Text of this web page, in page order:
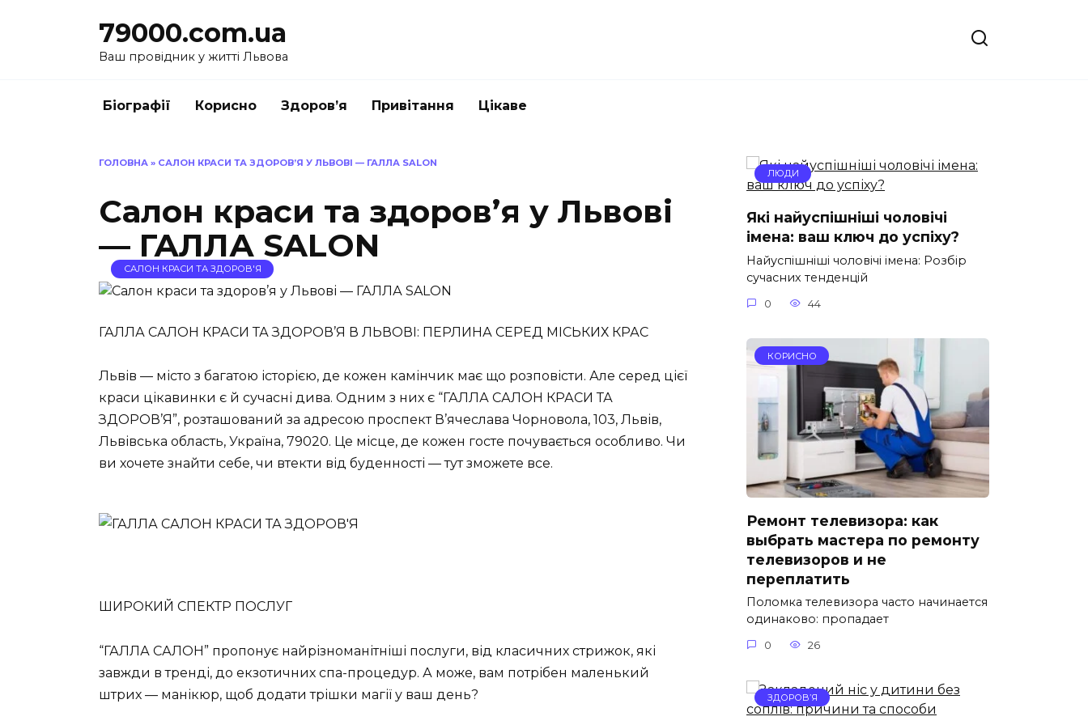
79000.com.ua
Ваш провідник у житті Львова
Біографії Корисно Здоров’я Привітання Цікаве
ГОЛОВНА » САЛОН КРАСИ ТА ЗДОРОВ’Я У ЛЬВОВІ — ГАЛЛА SALON
Салон краси та здоров’я у Львові
— ГАЛЛА SALON
САЛОН КРАСИ ТА ЗДОРОВ'Я
ГАЛЛА САЛОН КРАСИ ТА ЗДОРОВ’Я В ЛЬВОВІ: ПЕРЛИНА СЕРЕД МІСЬКИХ КРАС
Львів — місто з багатою історією, де кожен камінчик має що розповісти. Але серед цієї
краси цікавинки є й сучасні дива. Одним з них є “ГАЛЛА САЛОН КРАСИ ТА
ЗДОРОВ’Я”, розташований за адресою проспект В’ячеслава Чорновола, 103, Львів,
Львівська область, Україна, 79020. Це місце, де кожен госте почувається особливо. Чи
ви хочете знайти себе, чи втекти від буденності — тут зможете все.
ШИРОКИЙ СПЕКТР ПОСЛУГ
“ГАЛЛА САЛОН” пропонує найрізноманітніші послуги, від класичних стрижок, які
завжди в тренді, до екзотичних спа-процедур. А може, вам потрібен маленький
штрих — манікюр, щоб додати трішки магії у ваш день?
ЛЮДИ
Які найуспішніші чоловічі
імена: ваш ключ до успіху?
Найуспішніші чоловічі імена: Розбір
сучасних тенденцій
0 44
КОРИСНО
Ремонт телевизора: как
выбрать мастера по ремонту
телевизоров и не
переплатить
Поломка телевизора часто начинается
одинаково: пропадает
0 26
ЗДОРОВ’Я